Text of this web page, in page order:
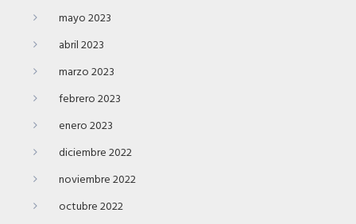
mayo 2023
abril 2023
marzo 2023
febrero 2023
enero 2023
diciembre 2022
noviembre 2022
octubre 2022